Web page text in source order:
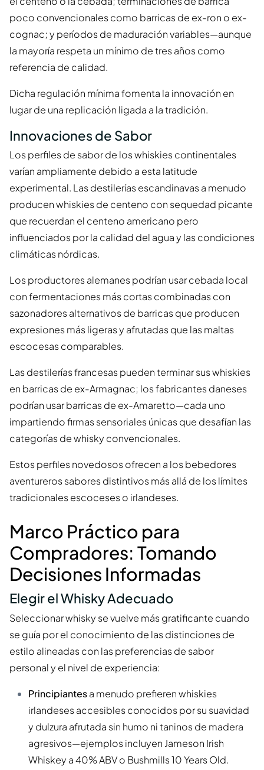
poco convencionales como barricas de ex-ron o ex-
cognac; y períodos de maduración variables—aunque
la mayoría respeta un mínimo de tres años como
referencia de calidad.
Dicha regulación mínima fomenta la innovación en
lugar de una replicación ligada a la tradición.
Innovaciones de Sabor
Los perfiles de sabor de los whiskies continentales
varían ampliamente debido a esta latitude
experimental. Las destilerías escandinavas a menudo
producen whiskies de centeno con sequedad picante
que recuerdan el centeno americano pero
influenciados por la calidad del agua y las condiciones
climáticas nórdicas.
Los productores alemanes podrían usar cebada local
con fermentaciones más cortas combinadas con
sazonadores alternativos de barricas que producen
expresiones más ligeras y afrutadas que las maltas
escocesas comparables.
Las destilerías francesas pueden terminar sus whiskies
en barricas de ex-Armagnac; los fabricantes daneses
podrían usar barricas de ex-Amaretto—cada uno
impartiendo firmas sensoriales únicas que desafían las
categorías de whisky convencionales.
Estos perfiles novedosos ofrecen a los bebedores
aventureros sabores distintivos más allá de los límites
tradicionales escoceses o irlandeses.
Marco Práctico para
Compradores: Tomando
Decisiones Informadas
Elegir el Whisky Adecuado
Seleccionar whisky se vuelve más gratificante cuando
se guía por el conocimiento de las distinciones de
estilo alineadas con las preferencias de sabor
personal y el nivel de experiencia:
Principiantesa menudo prefieren whiskies
irlandeses accesibles conocidos por su suavidad
y dulzura afrutada sin humo ni taninos de madera
agresivos—ejemplos incluyen Jameson Irish
Whiskey a 40% ABV o Bushmills 10 Years Old.